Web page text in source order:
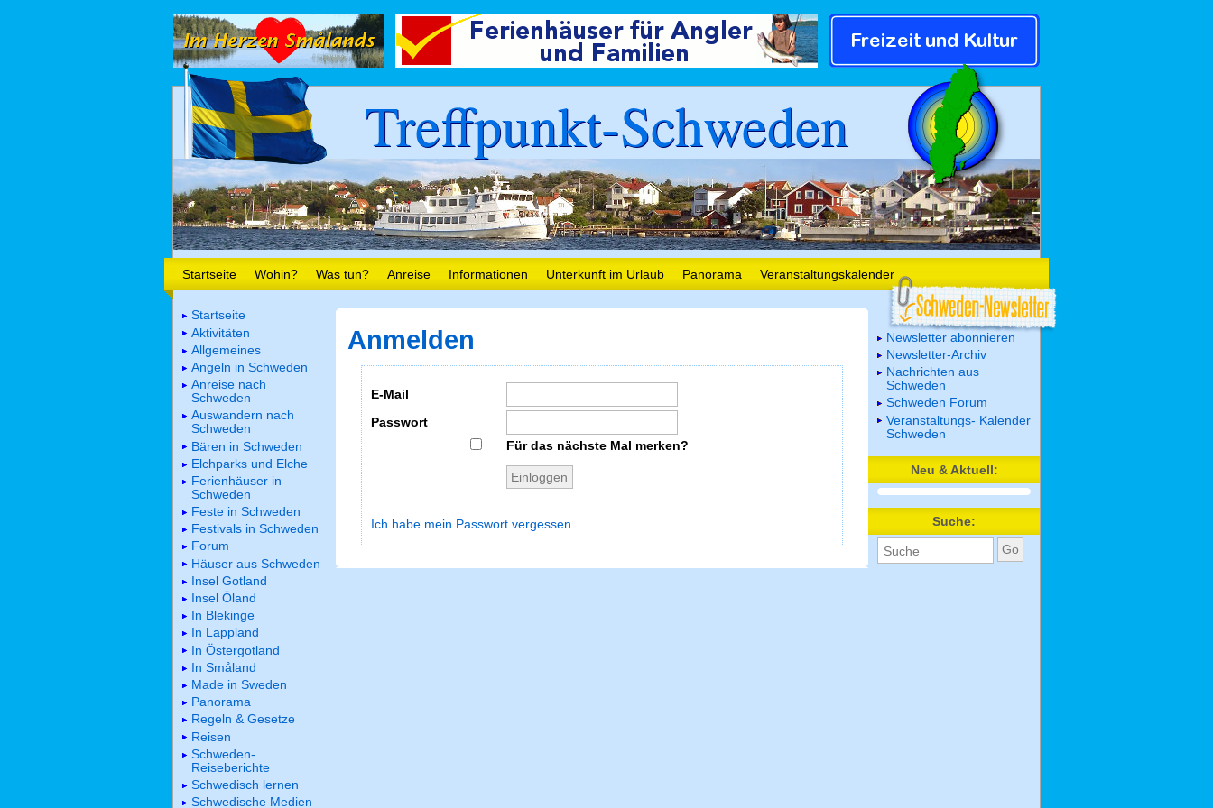
Treffpunkt-Schweden
Startseite Wohin? Was tun? Anreise Informationen Unterkunft im Urlaub Panorama Veranstaltungskalender
Anmelden
E-Mail
Passwort
Für das nächste Mal merken?
Ich habe mein Passwort vergessen
Startseite
Aktivitäten
Allgemeines
Angeln in Schweden
Anreise nach
Schweden
Auswandern nach
Schweden
Bären in Schweden
Elchparks und Elche
Ferienhäuser in
Schweden
Feste in Schweden
Festivals in Schweden
Forum
Häuser aus Schweden
Insel Gotland
Insel Öland
In Blekinge
In Lappland
In Östergotland
In Småland
Made in Sweden
Panorama
Regeln & Gesetze
Reisen
Schweden-
Reiseberichte
Schwedisch lernen
Schwedische Medien
Newsletter abonnieren
Newsletter-Archiv
Nachrichten aus
Schweden
Schweden Forum
Veranstaltungs- Kalender
Schweden
Neu & Aktuell:
Suche: